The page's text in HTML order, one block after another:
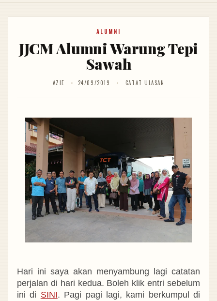
ALUMNI
JJCM Alumni Warung Tepi
Sawah
AZIE 24/09/2019 CATAT ULASAN
Hari ini saya akan menyambung lagi catatan
perjalan di hari kedua. Boleh klik entri sebelum
ini di SINI. Pagi pagi lagi, kami berkumpul di